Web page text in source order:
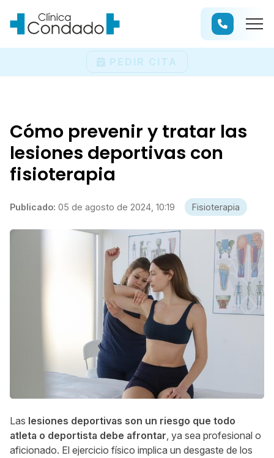
PEDIR CITA
Cómo prevenir y tratar las
lesiones deportivas con
fisioterapia
Publicado: 05 de agosto de 2024, 10:19 Fisioterapia
Las lesiones deportivas son un riesgo que todo
atleta o deportista debe afrontar, ya sea profesional o
aficionado. El ejercicio físico implica un desgaste de los